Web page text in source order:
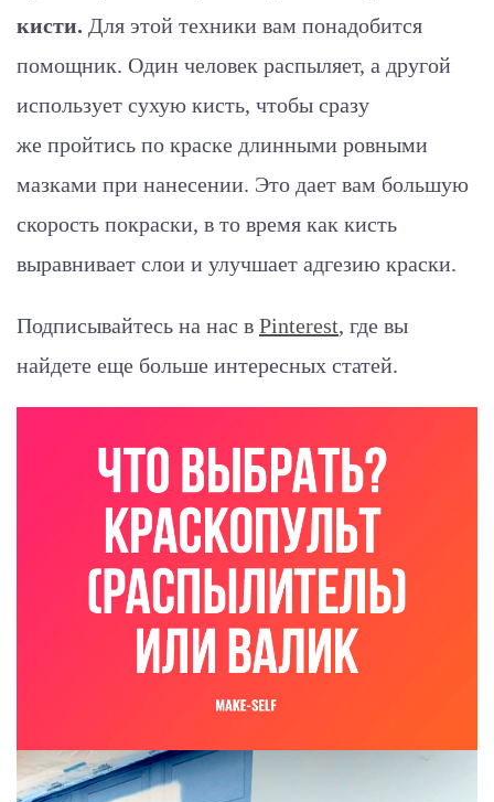
кисти. Для этой техники вам понадобится
помощник. Один человек распыляет, а другой
использует сухую кисть, чтобы сразу
же пройтись по краске длинными ровными
мазками при нанесении. Это дает вам большую
скорость покраски, в то время как кисть
выравнивает слои и улучшает адгезию краски.
Подписывайтесь на нас в Pinterest, где вы
найдете еще больше интересных статей.